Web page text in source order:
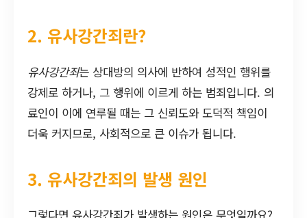
2. 유사강간죄란?
유사강간죄는 상대방의 의사에 반하여 성적인 행위를
강제로 하거나, 그 행위에 이르게 하는 범죄입니다. 의
료인이 이에 연루될 때는 그 신뢰도와 도덕적 책임이
더욱 커지므로, 사회적으로 큰 이슈가 됩니다.
3. 유사강간죄의 발생 원인